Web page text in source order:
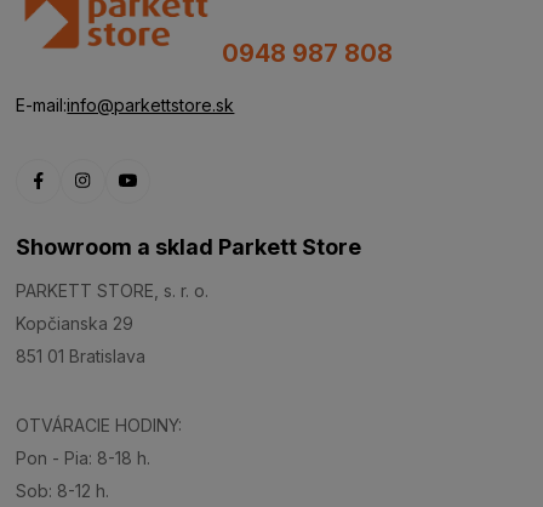
0948 987 808
E-mail:info@parkettstore.sk
Showroom a sklad Parkett Store
PARKETT STORE, s. r. o.
Kopčianska 29
851 01 Bratislava
OTVÁRACIE HODINY:
Pon - Pia: 8-18 h.
Sob: 8-12 h.